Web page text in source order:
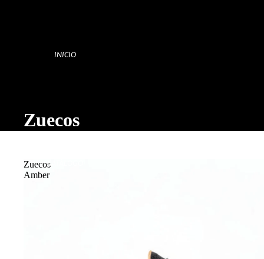
INICIO
CATÁLOGO
Zuecos
Zuecos
Amber